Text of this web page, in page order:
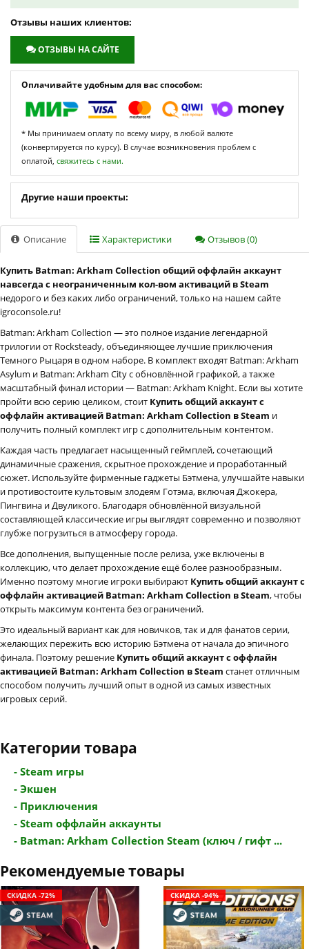
Отзывы наших клиентов:
ОТЗЫВЫ НА САЙТЕ
Оплачивайте удобным для вас способом:
* Мы принимаем оплату по всему миру, в любой валюте
(конвертируется по курсу). В случае возникновения проблем с
оплатой, свяжитесь с нами.
Другие наши проекты:
Описание Характеристики Отзывов (0)
Купить Batman: Arkham Collection общий оффлайн аккаунт
навсегда с неограниченным кол-вом активаций в Steam
недорого и без каких либо ограничений, только на нашем сайте
igroconsole.ru!
Batman: Arkham Collection — это полное издание легендарной
трилогии от Rocksteady, объединяющее лучшие приключения
Темного Рыцаря в одном наборе. В комплект входят Batman: Arkham
Asylum и Batman: Arkham City с обновлённой графикой, а также
масштабный финал истории — Batman: Arkham Knight. Если вы хотите
пройти всю серию целиком, стоит Купить общий аккаунт с
оффлайн активацией Batman: Arkham Collection в Steam и
получить полный комплект игр с дополнительным контентом.
Каждая часть предлагает насыщенный геймплей, сочетающий
динамичные сражения, скрытное прохождение и проработанный
сюжет. Используйте фирменные гаджеты Бэтмена, улучшайте навыки
и противостоите культовым злодеям Готэма, включая Джокера,
Пингвина и Двуликого. Благодаря обновлённой визуальной
составляющей классические игры выглядят современно и позволяют
глубже погрузиться в атмосферу города.
Все дополнения, выпущенные после релиза, уже включены в
коллекцию, что делает прохождение ещё более разнообразным.
Именно поэтому многие игроки выбирают Купить общий аккаунт с
оффлайн активацией Batman: Arkham Collection в Steam, чтобы
открыть максимум контента без ограничений.
Это идеальный вариант как для новичков, так и для фанатов серии,
желающих пережить всю историю Бэтмена от начала до эпичного
финала. Поэтому решение Купить общий аккаунт с оффлайн
активацией Batman: Arkham Collection в Steam станет отличным
способом получить лучший опыт в одной из самых известных
игровых серий.
Категории товара
- Steam игры
- Экшен
- Приключения
- Steam оффлайн аккаунты
- Batman: Arkham Collection Steam (ключ / гифт ...
Рекомендуемые товары
СКИДКА -72% СКИДКА -94%